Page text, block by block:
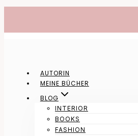
springen
AUTORIN
MEINE BÜCHER
BLOG
INTERIOR
BOOKS
FASHION